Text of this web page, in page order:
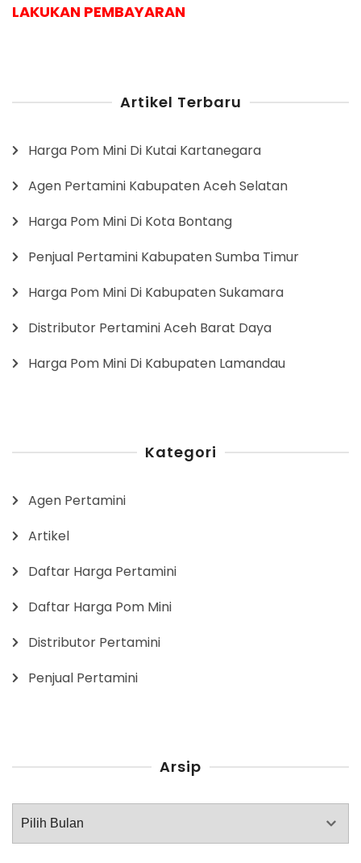
LAKUKAN PEMBAYARAN
Artikel Terbaru
Harga Pom Mini Di Kutai Kartanegara
Agen Pertamini Kabupaten Aceh Selatan
Harga Pom Mini Di Kota Bontang
Penjual Pertamini Kabupaten Sumba Timur
Harga Pom Mini Di Kabupaten Sukamara
Distributor Pertamini Aceh Barat Daya
Harga Pom Mini Di Kabupaten Lamandau
Kategori
Agen Pertamini
Artikel
Daftar Harga Pertamini
Daftar Harga Pom Mini
Distributor Pertamini
Penjual Pertamini
Arsip
Arsip